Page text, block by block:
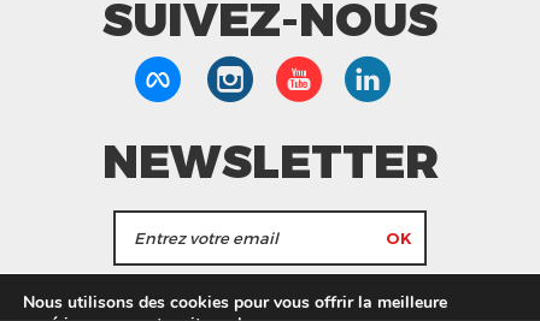
SUIVEZ-NOUS
NEWSLETTER
J'accepte de recevoir les actualités et les
Nous utilisons des cookies pour vous offrir la meilleure